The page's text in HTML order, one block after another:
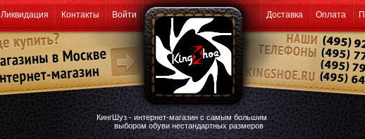
Ликвидация Контакты Войти Доставка Оплата
КингШуз - интернет-магазин с самым большим
выбором обуви нестандартных размеров